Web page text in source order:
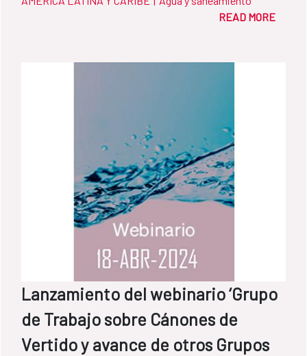
READ MORE
Lanzamiento del webinario ‘Grupo
de Trabajo sobre Cánones de
Vertido y avance de otros Grupos